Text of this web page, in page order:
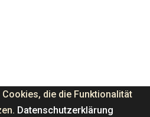
die die Funktionalität
Datenschutzerklärung